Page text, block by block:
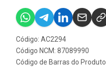
Código: AC2294
Código NCM: 87089990
Código de Barras do